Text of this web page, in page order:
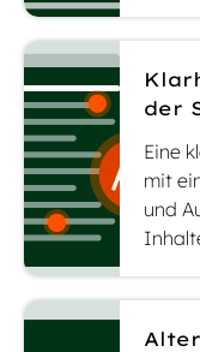
der
Eine
mit
und